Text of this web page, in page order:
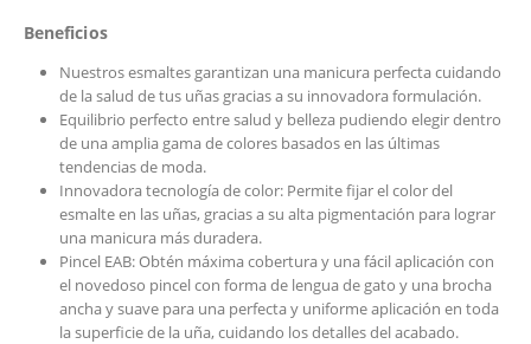
Beneficios
Nuestros esmaltes garantizan una manicura perfecta cuidando
de la salud de tus uñas gracias a su innovadora formulación.
Equilibrio perfecto entre salud y belleza pudiendo elegir dentro
de una amplia gama de colores basados en las últimas
tendencias de moda.
Innovadora tecnología de color: Permite fijar el color del
esmalte en las uñas, gracias a su alta pigmentación para lograr
una manicura más duradera.
Pincel EAB: Obtén máxima cobertura y una fácil aplicación con
el novedoso pincel con forma de lengua de gato y una brocha
ancha y suave para una perfecta y uniforme aplicación en toda
la superficie de la uña, cuidando los detalles del acabado.